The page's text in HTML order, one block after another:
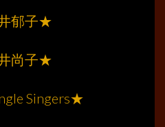
郁子★
尚子★
Singers★